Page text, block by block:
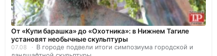
От «Купи барашка» до «Охотника»: в Нижнем Тагиле
установят необычные скульптуры
07.08
В городе подвели итоги симпозиума городской и